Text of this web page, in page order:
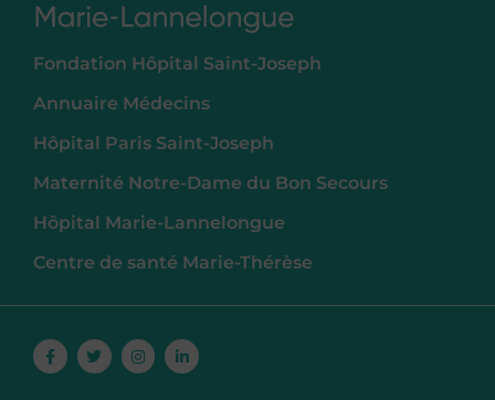
Fondation Hôpital Saint-Joseph
Annuaire Médecins
Hôpital Paris Saint-Joseph
Maternité Notre-Dame du Bon Secours
Hôpital Marie-Lannelongue
Centre de santé Marie-Thérèse
Facebook-
f
TwitterInstagramLinkedin-
in